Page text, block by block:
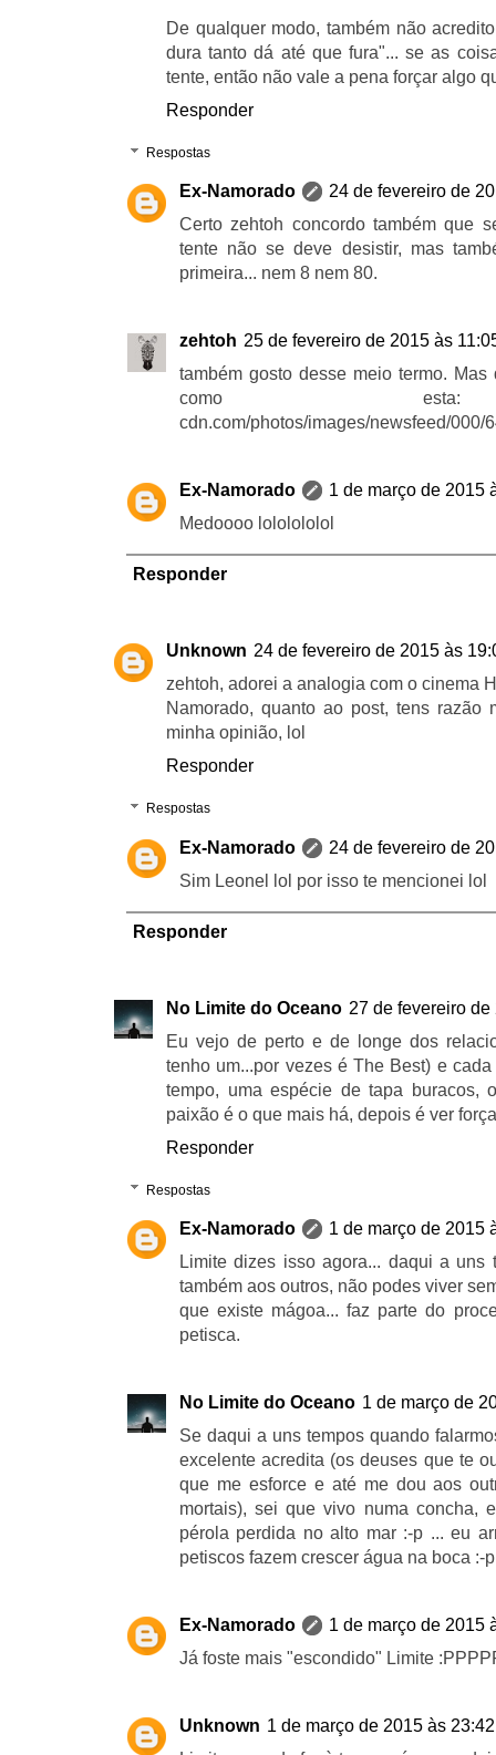
De qualquer modo, também não
dura tanto dá até que fura"... se as
tente, então não vale a pena forçar algo
Responder
Respostas
Ex-Namorado
24 de fevereiro de
Certo zehtoh concordo também que
tente não se deve desistir, mas
primeira... nem 8 nem 80.
zehtoh 25 de fevereiro de 2015 às
também gosto desse meio termo.
como esta:
cdn.com/photos/images/newsfeed/000/
Ex-Namorado
1 de março de 2015
Medoooo lololololol
Responder
Unknown 24 de fevereiro de 2015 às
zehtoh, adorei a analogia com o cinema
Namorado, quanto ao post, tens
minha opinião, lol
Responder
Respostas
Ex-Namorado
24 de fevereiro de
Sim Leonel lol por isso te mencionei lol
Responder
No Limite do Oceano 27 de fevereiro
Eu vejo de perto e de longe dos
tenho um...por vezes é The Best) e
tempo, uma espécie de tapa buracos,
paixão é o que mais há, depois é ver
Responder
Respostas
Ex-Namorado
1 de março de 2015
Limite dizes isso agora... daqui a uns
também aos outros, não podes viver
que existe mágoa... faz parte do
petisca.
No Limite do Oceano 1 de março de
Se daqui a uns tempos quando
excelente acredita (os deuses que te
que me esforce e até me dou aos
mortais), sei que vivo numa concha,
pérola perdida no alto mar :-p ... eu
petiscos fazem crescer água na boca :-p
Ex-Namorado
1 de março de 2015
Já foste mais "escondido" Limite
Unknown 1 de março de 2015 às 23:42